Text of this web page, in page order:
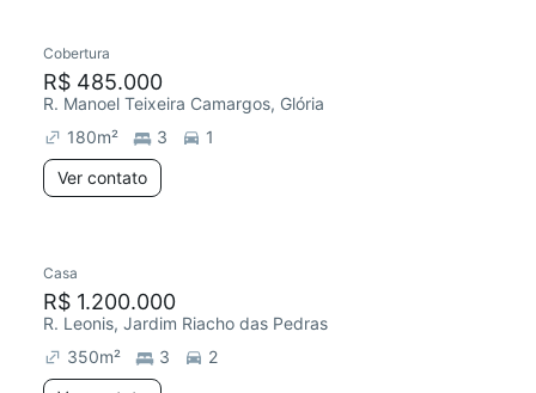
Cobertura
R$ 485.000
R. Manoel Teixeira Camargos, Glória
180m² 3
1
Ver contato
Casa
R$ 1.200.000
R. Leonis, Jardim Riacho das Pedras
350m² 3
2